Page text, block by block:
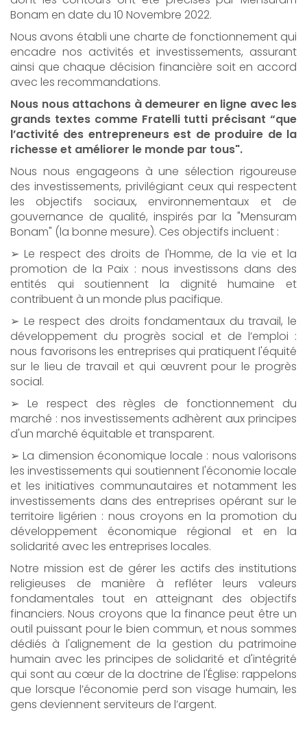
Bonam en date du 10 Novembre 2022.
Nous avons établi une charte de fonctionnement qui
encadre nos activités et investissements, assurant
ainsi que chaque décision financière soit en accord
avec les recommandations.
Nous nous attachons à demeurer en ligne avec les
grands textes comme Fratelli tutti précisant “que
l’activité des entrepreneurs est de produire de la
richesse et améliorer le monde par tous".
Nous nous engageons à une sélection rigoureuse
des investissements, privilégiant ceux qui respectent
les objectifs sociaux, environnementaux et de
gouvernance de qualité, inspirés par la "Mensuram
Bonam" (la bonne mesure). Ces objectifs incluent :
➢ Le respect des droits de l'Homme, de la vie et la
promotion de la Paix : nous investissons dans des
entités qui soutiennent la dignité humaine et
contribuent à un monde plus pacifique.
➢ Le respect des droits fondamentaux du travail, le
développement du progrès social et de l’emploi :
nous favorisons les entreprises qui pratiquent l'équité
sur le lieu de travail et qui œuvrent pour le progrès
social.
➢ Le respect des règles de fonctionnement du
marché : nos investissements adhèrent aux principes
d'un marché équitable et transparent.
➢ La dimension économique locale : nous valorisons
les investissements qui soutiennent l'économie locale
et les initiatives communautaires et notamment les
investissements dans des entreprises opérant sur le
territoire ligérien : nous croyons en la promotion du
développement économique régional et en la
solidarité avec les entreprises locales.
Notre mission est de gérer les actifs des institutions
religieuses de manière à refléter leurs valeurs
fondamentales tout en atteignant des objectifs
financiers. Nous croyons que la finance peut être un
outil puissant pour le bien commun, et nous sommes
dédiés à l'alignement de la gestion du patrimoine
humain avec les principes de solidarité et d'intégrité
qui sont au cœur de la doctrine de l'Église: rappelons
que lorsque l’économie perd son visage humain, les
gens deviennent serviteurs de l’argent.